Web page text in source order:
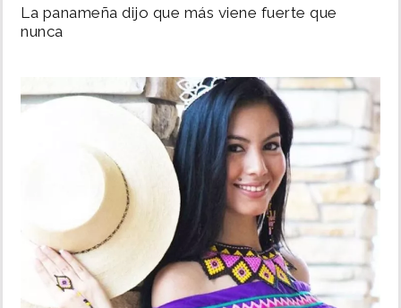
NACIONAL
INSÓLITAS
La panameña dijo que más viene fuerte que
nunca